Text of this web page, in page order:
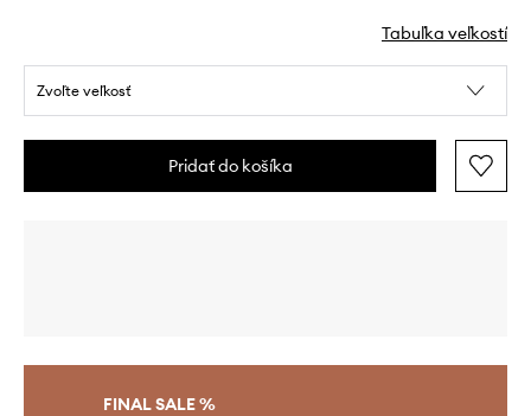
Tabuľka veľkostí
Zvoľte veľkosť
Pridať do košíka
FINAL SALE %